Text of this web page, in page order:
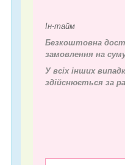
Ін-тайм
Безкоштовна
замовлення на
У всіх інших
здійснюється за